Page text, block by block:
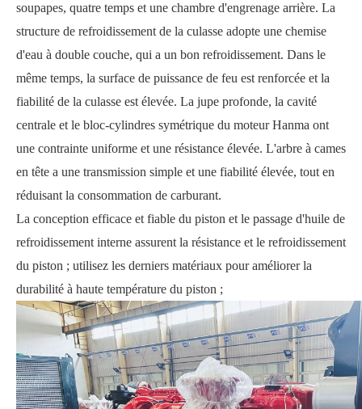
soupapes, quatre temps et une chambre d'engrenage arrière. La
structure de refroidissement de la culasse adopte une chemise
d'eau à double couche, qui a un bon refroidissement. Dans le
même temps, la surface de puissance de feu est renforcée et la
fiabilité de la culasse est élevée. La jupe profonde, la cavité
centrale et le bloc-cylindres symétrique du moteur Hanma ont
une contrainte uniforme et une résistance élevée. L'arbre à cames
en tête a une transmission simple et une fiabilité élevée, tout en
réduisant la consommation de carburant.
La conception efficace et fiable du piston et le passage d'huile de
refroidissement interne assurent la résistance et le refroidissement
du piston ; utilisez les derniers matériaux pour améliorer la
durabilité à haute température du piston ;